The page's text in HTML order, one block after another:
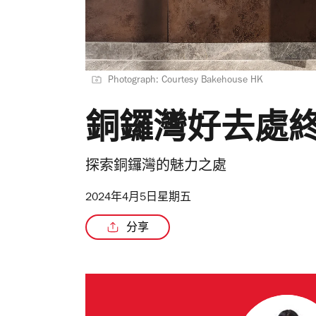
Photograph: Courtesy Bakehouse HK
銅鑼灣好去處
探索銅鑼灣的魅力之處
2024年4月5日星期五
分享